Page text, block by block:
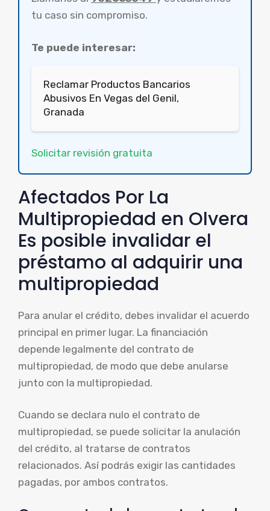
tu caso sin compromiso.
Te puede interesar:
Reclamar Productos Bancarios
Abusivos En Vegas del Genil,
Granada
Solicitar revisión gratuita
Afectados Por La
Multipropiedad en Olvera
Es posible invalidar el
préstamo al adquirir una
multipropiedad
Para anular el crédito, debes invalidar el acuerdo
principal en primer lugar. La financiación
depende legalmente del contrato de
multipropiedad, de modo que debe anularse
junto con la multipropiedad.
Cuando se declara nulo el contrato de
multipropiedad, se puede solicitar la anulación
del crédito, al tratarse de contratos
relacionados. Así podrás exigir las cantidades
pagadas, por ambos contratos.